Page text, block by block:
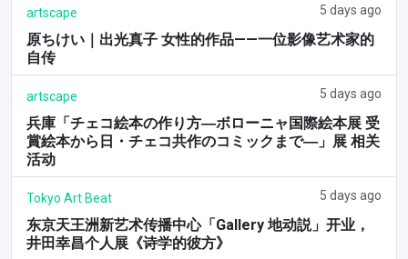
artscape 5 days ago
原ちけい｜出光真子 女性的作品——一位影像艺术家的
自传
artscape 5 days ago
兵庫「チェコ絵本の作り方―ボローニャ国際絵本展 受
賞絵本から日・チェコ共作のコミックまで―」展 相关
活动
Tokyo Art Beat 5 days ago
东京天王洲新艺术传播中心「Gallery 地动説」开业，
井田幸昌个人展《诗学的彼方》